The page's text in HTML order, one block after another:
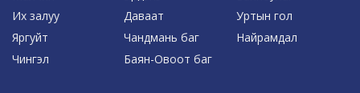
Их залуу
Даваат
Уртын гол
Яргуйт
Чандмань баг
Найрамдал
Чингэл
Баян-Овоот баг